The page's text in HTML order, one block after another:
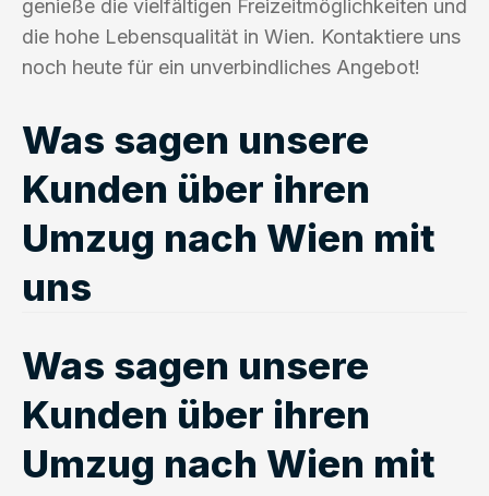
genieße die vielfältigen Freizeitmöglichkeiten und
die hohe Lebensqualität in Wien. Kontaktiere uns
noch heute für ein unverbindliches Angebot!
Was sagen unsere
Kunden über ihren
Umzug nach Wien mit
uns
Was sagen unsere
Kunden über ihren
Umzug nach Wien mit